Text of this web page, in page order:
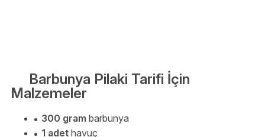
Barbunya Pilaki Tarifi İçin
Malzemeler
300 gram barbunya
1 adet havuç